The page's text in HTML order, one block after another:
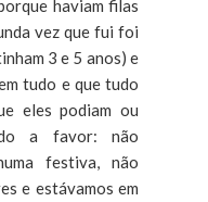
haviam filas
vez que fui foi
3 e 5 anos) e
tudo e que tudo
eles podiam ou
a favor: não
festiva, não
e estávamos em